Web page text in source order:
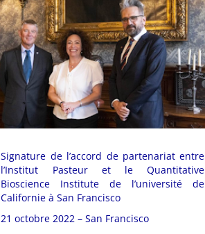
Signature de l’accord de partenariat entre
l’Institut Pasteur et le Quantitative
Bioscience Institute de l’université de
Californie à San Francisco
21 octobre 2022 – San Francisco